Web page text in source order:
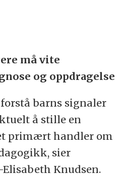
må vite
og oppdragelse
barns signaler
å stille en
primært handler om
sier
Knudsen.